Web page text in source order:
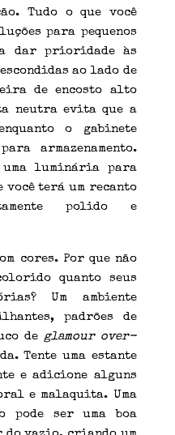
Tudo o que você
para pequenos
dar prioridade às
ao lado de
de encosto alto
neutra evita que a
o gabinete
armazenamento.
uma luminária para
terá um recanto
polido e
cores. Por que não
quanto seus
Um ambiente
padrões de
de glamour over-
Tente uma estante
e adicione alguns
e malaquita. Uma
pode ser uma boa